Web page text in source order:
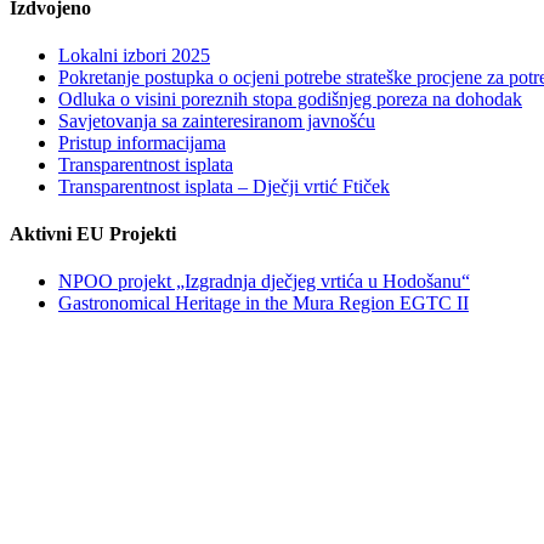
Izdvojeno
Lokalni izbori 2025
Pokretanje postupka o ocjeni potrebe strateške procjene za
Odluka o visini poreznih stopa godišnjeg poreza na dohodak
Savjetovanja sa zainteresiranom javnošću
Pristup informacijama
Transparentnost isplata
Transparentnost isplata – Dječji vrtić Ftiček
Aktivni EU Projekti
NPOO projekt „Izgradnja dječjeg vrtića u Hodošanu“
Gastronomical Heritage in the Mura Region EGTC II